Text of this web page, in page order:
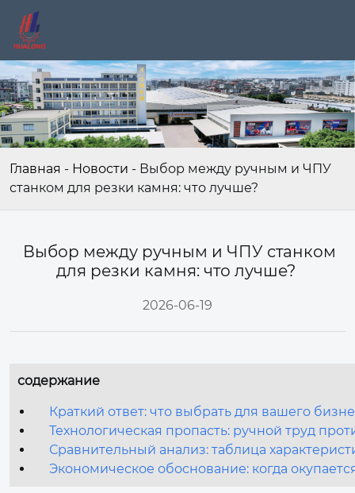
Главная - Новости - Выбор между ручным и ЧПУ
станком для резки камня: что лучше?
Выбор между ручным и ЧПУ станком
для резки камня: что лучше?
2026-06-19
содержание
Краткий ответ: что выбрать для вашего
Технологическая пропасть: ручной труд
Сравнительный анализ: таблица
Экономическое обоснование: когда